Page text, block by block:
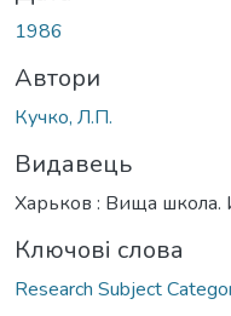
1986
Автори
Кучко, Л.П.
Видавець
Харьков : Вища школа.
Ключові слова
Research Subject